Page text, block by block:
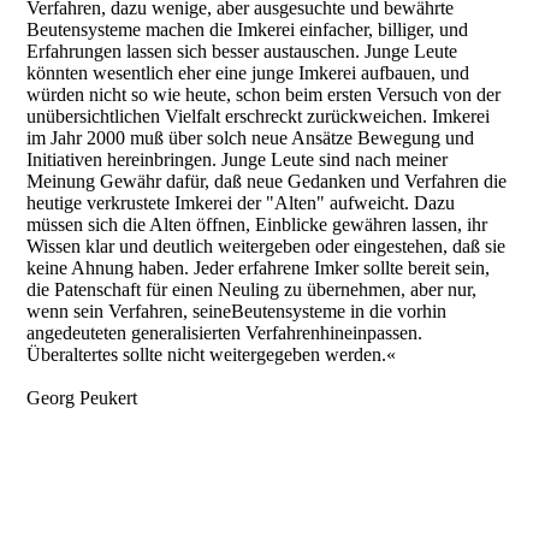
Verfahren, dazu wenige, aber ausgesuchte und bewährte
Beutensysteme machen die Imkerei einfacher, billiger, und
Erfahrungen lassen sich besser austauschen. Junge Leute
könnten wesentlich eher eine junge Imkerei aufbauen, und
würden nicht so wie heute, schon beim ersten Versuch von der
unübersichtlichen Vielfalt erschreckt zurückweichen. Imkerei
im Jahr 2000 muß über solch neue Ansätze Bewegung und
Initiativen hereinbringen. Junge Leute sind nach meiner
Meinung Gewähr dafür, daß neue Gedanken und Verfahren die
heutige verkrustete Imkerei der "Alten" aufweicht. Dazu
müssen sich die Alten öffnen, Einblicke gewähren lassen, ihr
Wissen klar und deutlich weitergeben oder eingestehen, daß sie
keine Ahnung haben. Jeder erfahrene Imker sollte bereit sein,
die Patenschaft für einen Neuling zu übernehmen, aber nur,
wenn sein Verfahren, seineBeutensysteme in die vorhin
angedeuteten generalisierten Verfahrenhineinpassen.
Überaltertes sollte nicht weitergegeben werden.«
Georg Peukert